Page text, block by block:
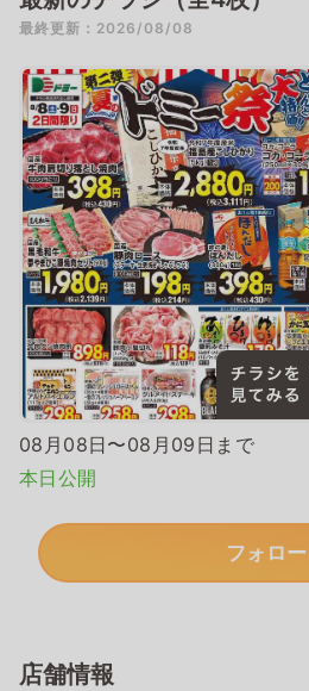
最終更新：2026/08/08
08月08日〜08月09日まで
本日公開
フォロー
店舗情報